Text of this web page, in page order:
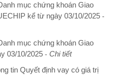
mục chứng khoán Giao
kể từ ngày 03/10/2025 -
mục chứng khoán Giao
03/10/2025 - Chi tiết
tin Quyết định vay có giá trị